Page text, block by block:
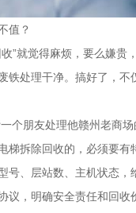
值？
”就觉得麻烦，要么嫌
铁处理干净。搞好了，不
个朋友处理他赣州老商
拆除回收的，必须要有
、层站数、主机状态，
，明确安全责任和回收